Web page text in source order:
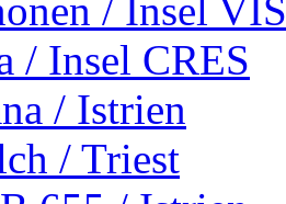
/ Insel VIS
/ Insel CRES
/ Istrien
/ Triest